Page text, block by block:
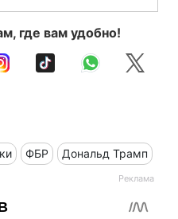
где вам удобно!
ФБР Дональд Трамп